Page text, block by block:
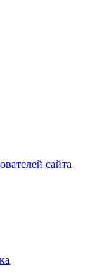
сайта